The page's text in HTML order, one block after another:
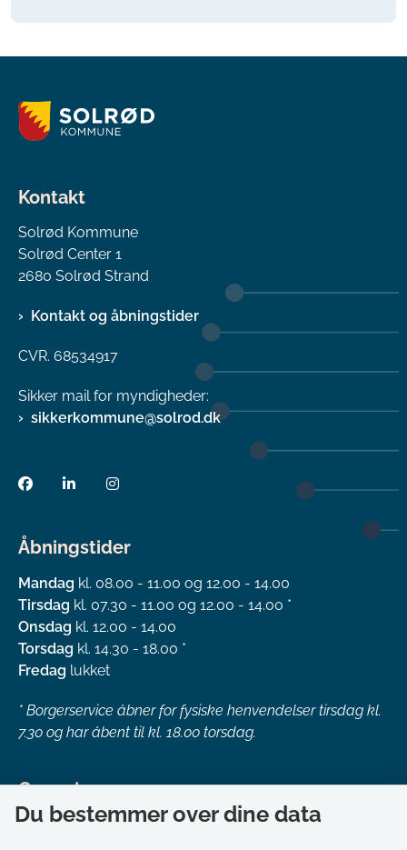
Kontakt
Solrød Kommune
Solrød Center 1
2680 Solrød Strand
Kontakt og åbningstider
CVR. 68534917
Sikker mail for myndigheder:
sikkerkommune@solrod.dk
Åbningstider
Mandag kl. 08.00 - 11.00 og 12.00 - 14.00
Tirsdag kl. 07.30 - 11.00 og 12.00 - 14.00 *
Onsdag kl. 12.00 - 14.00
Torsdag kl. 14.30 - 18.00 *
Fredag lukket
* Borgerservice åbner for fysiske henvendelser tirsdag kl.
7.30 og har åbent til kl. 18.00 torsdag.
Genveje
Om kommunen
Du bestemmer over dine data